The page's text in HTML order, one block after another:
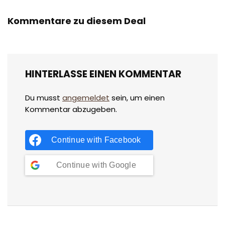
Kommentare zu diesem Deal
HINTERLASSE EINEN KOMMENTAR
Du musst angemeldet sein, um einen
Kommentar abzugeben.
Continue with Facebook
Continue with Google